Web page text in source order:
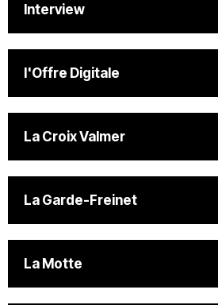
Interview
l'Offre Digitale
La Croix Valmer
La Garde-Freinet
La Motte